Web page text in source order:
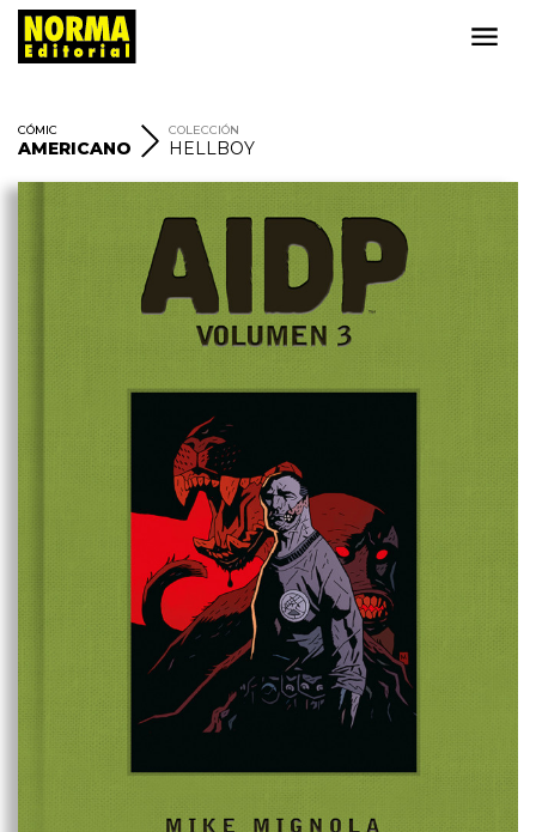
CÓMIC
AMERICANO
COLECCIÓN
HELLBOY